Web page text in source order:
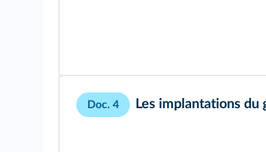
Doc. 4 Les implantations